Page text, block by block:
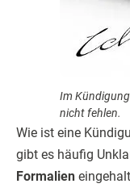
Im
nicht fehlen.
Wie ist eine
gibt es häufig
Formalien